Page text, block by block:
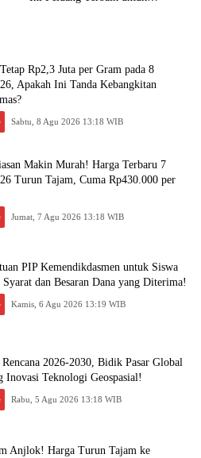
Rp2,3 Juta per Gram pada 8
Apakah Ini Tanda Kebangkitan
Sabtu, 8 Agu 2026 13:18 WIB
Makin Murah! Harga Terbaru 7
Turun Tajam, Cuma Rp430.000 per
Jumat, 7 Agu 2026 13:18 WIB
PIP Kemendikdasmen untuk Siswa
dan Besaran Dana yang Diterima!
Kamis, 6 Agu 2026 13:19 WIB
2026-2030, Bidik Pasar Global
Inovasi Teknologi Geospasial!
Rabu, 5 Agu 2026 13:18 WIB
Anjlok! Harga Turun Tajam ke